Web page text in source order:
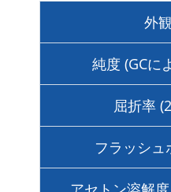
外
純度 (GCに
屈折率
フラッシュ